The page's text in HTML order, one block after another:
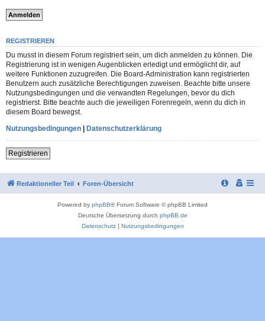
REGISTRIEREN
Du musst in diesem Forum registriert sein, um dich anmelden zu können. Die
Registrierung ist in wenigen Augenblicken erledigt und ermöglicht dir, auf
weitere Funktionen zuzugreifen. Die Board-Administration kann registrierten
Benutzern auch zusätzliche Berechtigungen zuweisen. Beachte bitte unsere
Nutzungsbedingungen und die verwandten Regelungen, bevor du dich
registrierst. Bitte beachte auch die jeweiligen Forenregeln, wenn du dich in
diesem Board bewegst.
Nutzungsbedingungen | Datenschutzerklärung
Registrieren
Redaktioneller Teil Foren-Übersicht
Powered by phpBB® Forum Software © phpBB Limited
Deutsche Übersetzung durch phpBB.de
Datenschutz| Nutzungsbedingungen